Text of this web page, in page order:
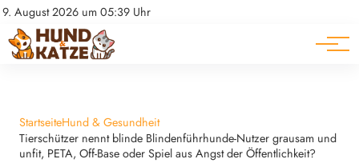
9. August 2026 um 05:39 Uhr
Datenschutz
Impressum
Pferde
Ratgeber
StartseiteHund & Gesundheit
Tierschützer nennt blinde Blindenführhunde-Nutzer grausam und
unfit, PETA, Off-Base oder Spiel aus Angst der Öffentlichkeit?